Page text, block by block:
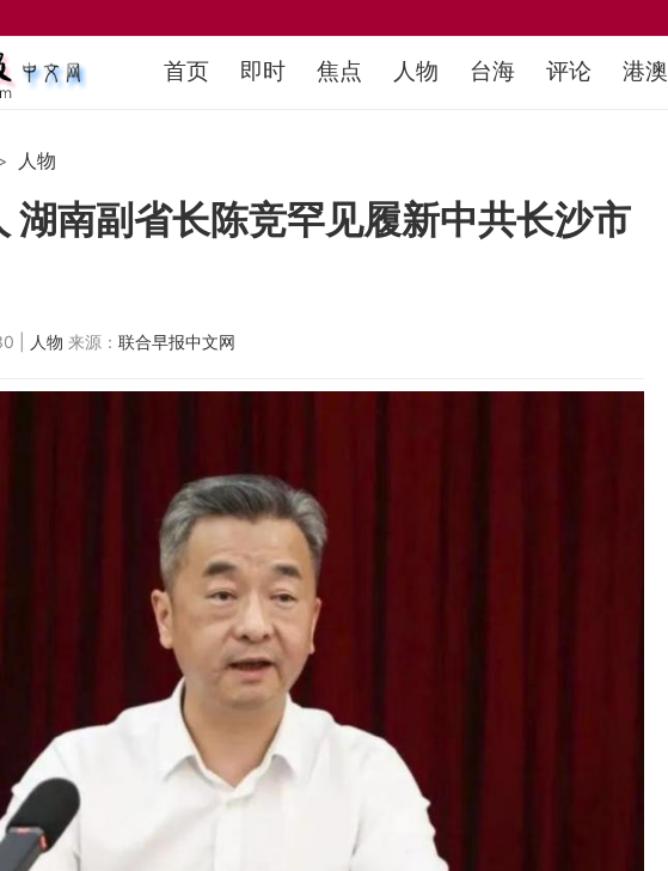
首页 即时 焦点 人物 台海 评论 港澳
人物
湖南副省长陈竞罕见履新中共长沙市
| 人物 来源： 联合早报中文网